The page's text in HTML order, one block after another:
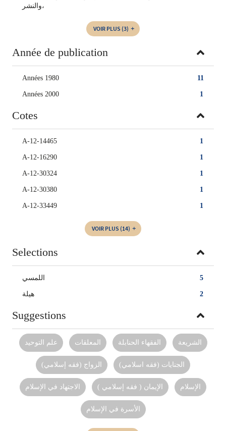
والنشر،
VOIR PLUS (3)
Année de publication
11
Années 1980
1
Années 2000
Cotes
1
A-12-14465
1
A-12-16290
1
A-12-30324
1
A-12-30380
1
A-12-33449
VOIR PLUS (14)
Selections
5 اللمسي
2 هيلة
Suggestions
علم التوحيد المعلقات الفقهاء الحنابلة الشريعة
الزواج (فقه إسلامي) الجنايات (فقه اسلامي‏)
الاجتهاد في الإسلام الإيمان ( فقه إسلامي ) الإسلام
الأسرة في الإسلام